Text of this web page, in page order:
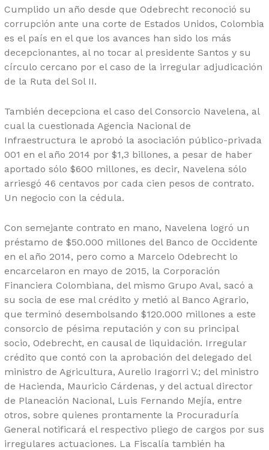
Cumplido un año desde que Odebrecht reconoció su
corrupción ante una corte de Estados Unidos, Colombia
es el país en el que los avances han sido los más
decepcionantes, al no tocar al presidente Santos y su
círculo cercano por el caso de la irregular adjudicación
de la Ruta del Sol II.
También decepciona el caso del Consorcio Navelena, al
cual la cuestionada Agencia Nacional de
Infraestructura le aprobó la asociación público-privada
001 en el año 2014 por $1,3 billones, a pesar de haber
aportado sólo $600 millones, es decir, Navelena sólo
arriesgó 46 centavos por cada cien pesos de contrato.
Un negocio con la cédula.
Con semejante contrato en mano, Navelena logró un
préstamo de $50.000 millones del Banco de Occidente
en el año 2014, pero como a Marcelo Odebrecht lo
encarcelaron en mayo de 2015, la Corporación
Financiera Colombiana, del mismo Grupo Aval, sacó a
su socia de ese mal crédito y metió al Banco Agrario,
que terminó desembolsando $120.000 millones a este
consorcio de pésima reputación y con su principal
socio, Odebrecht, en causal de liquidación. Irregular
crédito que contó con la aprobación del delegado del
ministro de Agricultura, Aurelio Iragorri V.; del ministro
de Hacienda, Mauricio Cárdenas, y del actual director
de Planeación Nacional, Luis Fernando Mejía, entre
otros, sobre quienes prontamente la Procuraduría
General notificará el respectivo pliego de cargos por sus
irregulares actuaciones. La Fiscalía también ha